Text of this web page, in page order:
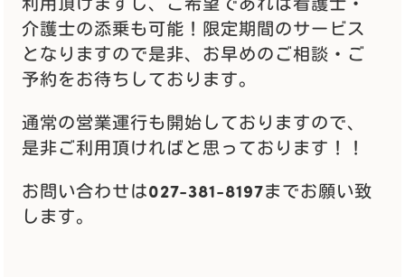
介護士の添乗も可能！限定期間のサービス
となりますので是非、お早めのご相談・ご
予約をお待ちしております。
通常の営業運行も開始しておりますので、
是非ご利用頂ければと思っております！！
お問い合わせは027-381-8197までお願い致
します。